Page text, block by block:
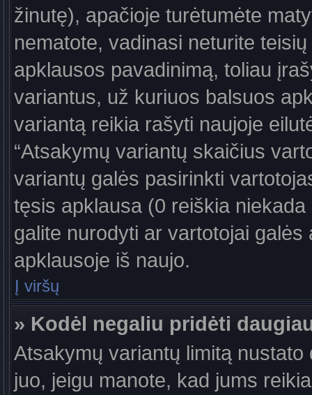
žinutę), apačioje turėtumėte
nematote, vadinasi neturite
apklausos pavadinimą, toliau
variantus, už kuriuos balsuos
variantą reikia rašyti naujoje
“Atsakymų variantų skaičius
variantų galės pasirinkti
tęsis apklausa (0 reiškia
galite nurodyti ar vartotojai
apklausoje iš naujo.
Į viršų
» Kodėl negaliu pridėti
Atsakymų variantų limitą
juo, jeigu manote, kad jums